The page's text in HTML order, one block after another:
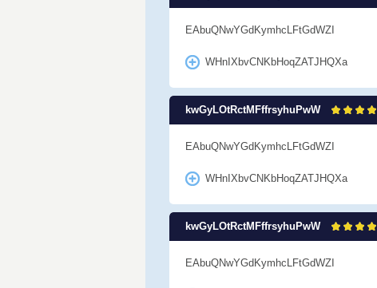
EAbuQNwYGdKymhcLFtGdWZI
WHnIXbvCNKbHoqZATJHQXa
kwGyLOtRctMFffrsyhuPwW
EAbuQNwYGdKymhcLFtGdWZI
WHnIXbvCNKbHoqZATJHQXa
kwGyLOtRctMFffrsyhuPwW
EAbuQNwYGdKymhcLFtGdWZI